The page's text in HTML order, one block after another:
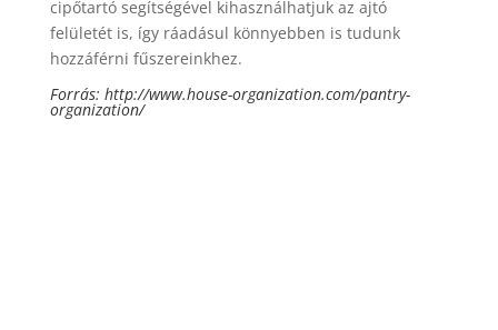
cipőtartó segítségével kihasználhatjuk az ajtó
felületét is, így ráadásul könnyebben is tudunk
hozzáférni fűszereinkhez.
Forrás: http://www.house-organization.com/pantry-
organization/